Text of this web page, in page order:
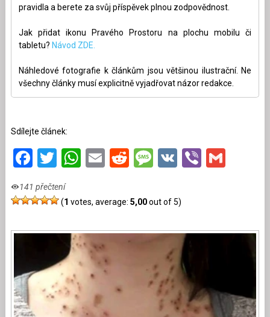
pravidla a berete za svůj příspěvek plnou zodpovědnost.
Jak přidat ikonu Pravého Prostoru na plochu mobilu či
tabletu? Návod ZDE.
Náhledové fotografie k článkům jsou většinou ilustrační. Ne
všechny články musí explicitně vyjadřovat názor redakce.
Sdílejte článek:
Facebook
Twitter
WhatsApp
EmailRedditMessage
VKViber
141 přečtení
(1 votes, average: 5,00out of 5)